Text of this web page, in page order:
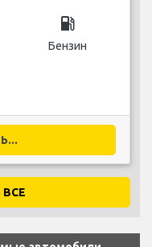
local_gas_station
Бензин